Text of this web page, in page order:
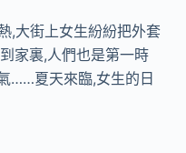
,大街上女生紛紛把外套
家裏,人們也是第一時
……夏天來臨,女生的日